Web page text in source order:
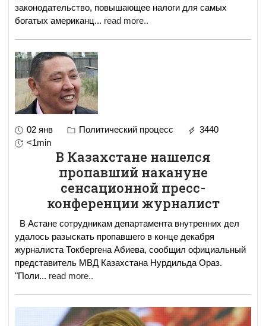
законодательство, повышающее налоги для самых
богатых американц... read more..
02 янв Политический процесс
3440
<1min
В Казахстане нашелся
пропавший накануне
сенсационной пресс-
конференции журналист
В Астане сотрудникам департамента внутренних дел
удалось разыскать пропавшего в конце декабря
журналиста Токбергена Абиева, сообщил официальный
представитель МВД Казахстана Нурдильда Ораз.
"Поли... read more..